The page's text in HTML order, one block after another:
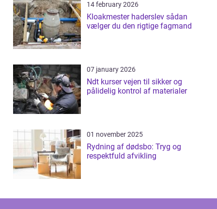
14 february 2026
Kloakmester haderslev sådan
vælger du den rigtige fagmand
07 january 2026
Ndt kurser vejen til sikker og
pålidelig kontrol af materialer
01 november 2025
Rydning af dødsbo: Tryg og
respektfuld afvikling